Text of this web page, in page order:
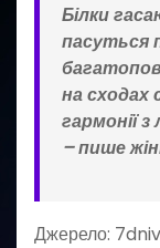
Білки
пасуться
на сходах
гармонії
– пише
Джерело: